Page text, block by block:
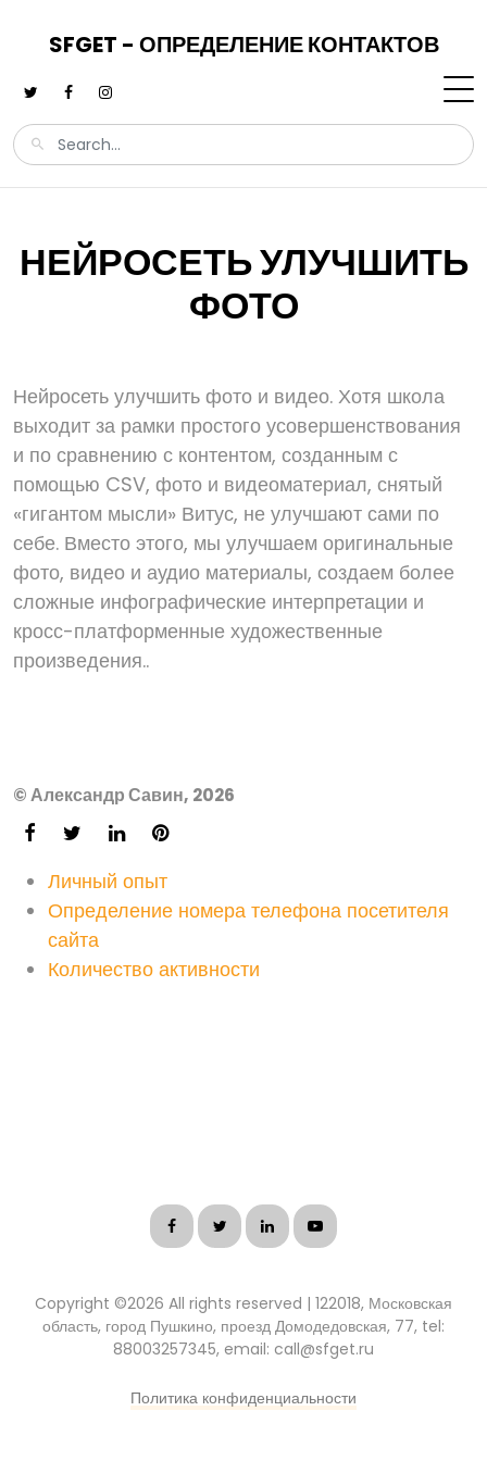
SFGET - ОПРЕДЕЛЕНИЕ КОНТАКТОВ
НЕЙРОСЕТЬ УЛУЧШИТЬ
ФОТО
Нейросеть улучшить фото и видео. Хотя школа
выходит за рамки простого усовершенствования
и по сравнению с контентом, созданным с
помощью CSV, фото и видеоматериал, снятый
«гигантом мысли» Витус, не улучшают сами по
себе. Вместо этого, мы улучшаем оригинальные
фото, видео и аудио материалы, создаем более
сложные инфографические интерпретации и
кросс-платформенные художественные
произведения..
© Александр Савин, 2026
Личный опыт
Определение номера телефона посетителя
сайта
Количество активности
Copyright ©2026 All rights reserved | 122018, Московская
область, город Пушкино, проезд Домодедовская, 77, tel:
88003257345, email: call@sfget.ru
Политика конфиденциальности